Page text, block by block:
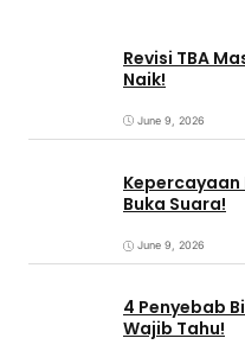
Revisi TBA
Naik!
June 9, 2026
Kepercayaan
Buka Suara!
June 9, 2026
4 Penyebab
Wajib Tahu!